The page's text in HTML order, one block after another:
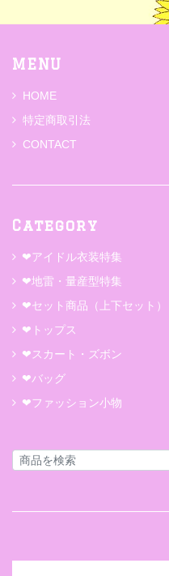
MENU
HOME
特定商取引法
CONTACT
Category
❤アイドル衣装特集
❤地雷・量産型特集
❤セット商品（上下セット）
❤トップス
❤スカート・ズボン
❤バッグ
❤ファッション小物